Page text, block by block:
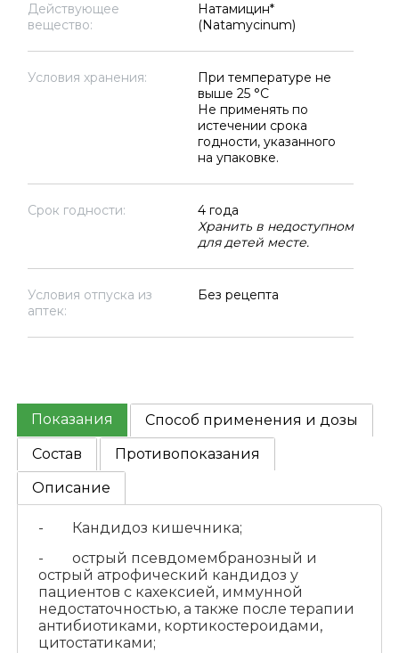
Действующее
вещество:
Натамицин*
(Natamycinum)
Условия хранения:
При температуре не
выше 25 °C
Не применять по
истечении срока
годности, указанного
на упаковке.
Срок годности:
4 года
Хранить в недоступном
для детей месте.
Условия отпуска из
аптек:
Без рецепта
Показания
Способ применения и дозы
Состав
Противопоказания
Описание
- Кандидоз кишечника;
- острый псевдомембранозный и
острый атрофический кандидоз у
пациентов с кахексией, иммунной
недостаточностью, а также после терапии
антибиотиками, кортикостероидами,
цитостатиками;